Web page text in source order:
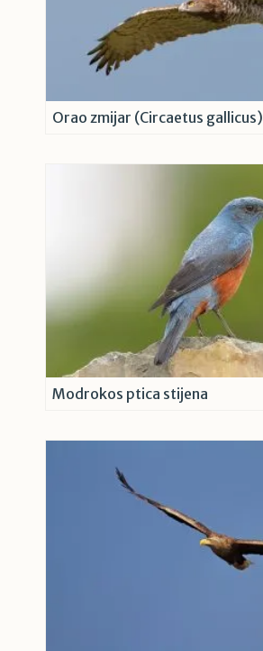
Orao zmijar (Circaetus gallicus)
Modrokos ptica stijena